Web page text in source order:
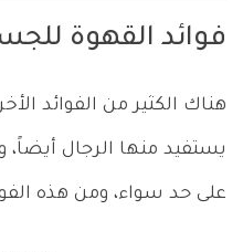
فوائد القهوة
هناك الكثير من الفوائد
يستفيد منها الرجال
على حد سواء، ومن هذه